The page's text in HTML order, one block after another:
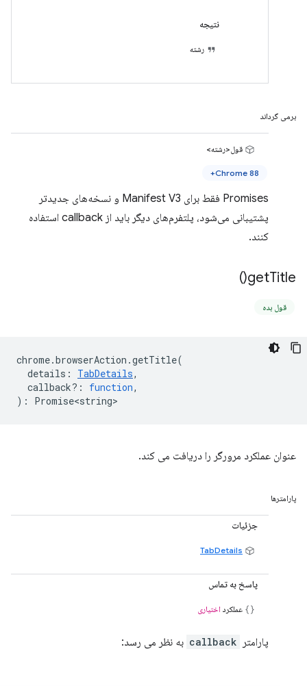
نتیجه
رشته
برمی گرداند
قول<رشته>
Chrome 88+
Promises فقط برای Manifest V3 و نسخه‌های جدیدتر
پشتیبانی می‌شود، پلتفرم‌های دیگر باید از callback استفاده
کنند.
getTitle(
)
قول بده
chrome.browserAction .getTitle(
details : TabDetails,
callback? : function,
) : Promise<string>
عنوان عملکرد مرورگر را دریافت می کند.
پارامترها
جزئیات
TabDetails
پاسخ به تماس
عملکرد اختیاری
پارامتر callback به نظر می رسد: